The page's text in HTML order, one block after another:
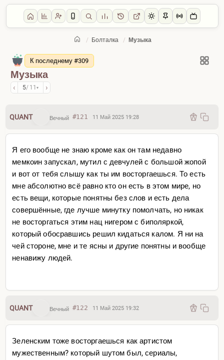
/ Болталка / Музыка
Главная / Болталка
Музыка
‹ 5/ 11▾ ›
К последнему #309
QUANT Вечный #121 11 Май 2025 19:28
Я его вообще не знаю кроме как он там недавно
мемкоин запускал, мутил с девчулей с большой жопой
и вот от тебя слышу как ты им восторгаешься. То есть
мне абсолютно всё равно кто он есть в этом мире, но
есть вещи, которые понятны без слов и есть дела
совершённые, где лучше минутку помолчать, но никак
не восторгаться этим нац нигером с биполяркой,
который обосравшись решил кидаться калом. Я ни на
чей стороне, мне и те ясны и другие понятны и вообще
ненавижу людей.
QUANT Вечный #122 11 Май 2025 19:32
Зеленским тоже восторгаешься как артистом
мужественным? который шутом был, сериалы,